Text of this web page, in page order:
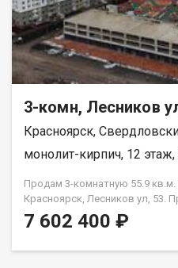
3-комн, Лесников
Красноярск,
монолит-кирпич, 12 этаж,
Продам 3-комнатную 55.9
Красноярск, Лесников ул, 53.
ЗАСТРОЙЩИКА
7 602 400 ₽